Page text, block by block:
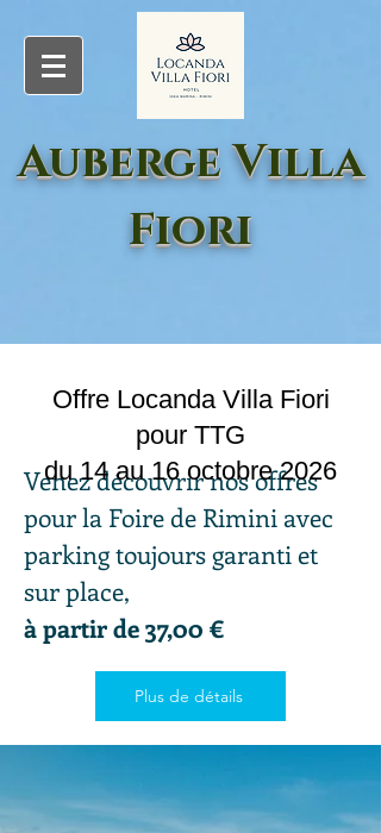
Auberge Villa
Fiori
Venez découvrir nos offres
pour la Foire de Rimini avec
parking toujours garanti et
sur place,
à partir de 37,00 €
Offre Locanda Villa Fiori
pour TTG
du 14 au 16 octobre 2026
Plus de détails